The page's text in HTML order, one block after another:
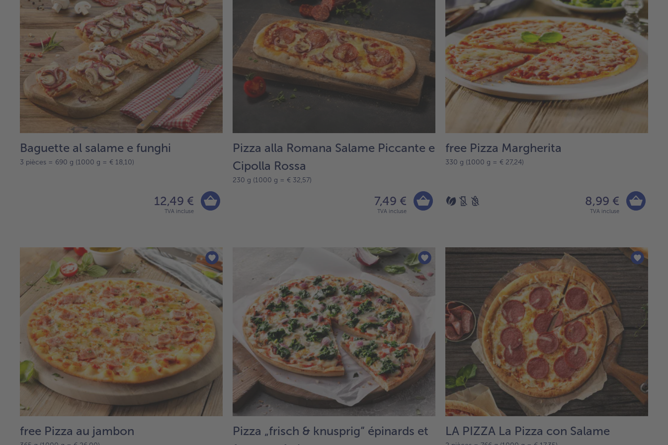
sur
liste.
Baguette al salame e funghi
3 pièces = 690 g (1000 g = € 18,10)
12,49 €
TVA incluse
Pizza alla Romana Salame Piccante e
Cipolla Rossa
230 g (1000 g = € 32,57)
7,49 €
TVA incluse
free Pizza Margherita
330 g (1000 g = € 27,24)
8,99 €
TVA incluse
free Pizza au jambon
Pizza „frisch & knusprig“ épinards et
LA PIZZA La Pizza con Salame